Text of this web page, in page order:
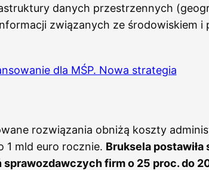
danych przestrzennych
związanych ze środowiskiem i
dla MŚP. Nowa strategia
rozwiązania obniżą koszty
1 mld euro rocznie. Bruksela postawiła
firm o 25 proc. do